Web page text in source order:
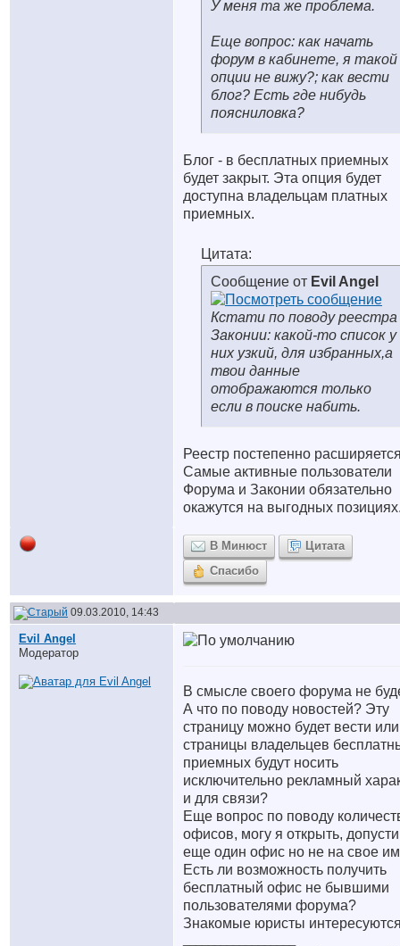
У меня та же проблема.
Еще вопрос: как начать
форум в кабинете, я такой
опции не вижу?; как вести
блог? Есть где нибудь
поясниловка?
Блог - в бесплатных приемных
будет закрыт. Эта опция будет
доступна владельцам платных
приемных.
Цитата:
Сообщение от Evil Angel
Кстати по поводу реестра
Законии: какой-то список у
них узкий, для избранных,а
твои данные
отображаются только
если в поиске набить.
Реестр постепенно
Самые активные пользователи
Форума и Законии обязательно
окажутся на выгодных
В Минюст
Цитата
Спасибо
09.03.2010, 14:43
Evil Angel
Модератор
В смысле своего форума не
А что по поводу новостей? Эту
страницу можно будет вести или
страницы владельцев
приемных будут носить
исключительно рекламный
и для связи?
Еще вопрос по поводу
офисов, могу я открыть,
еще один офис но не на свое
Есть ли возможность получить
бесплатный офис не бывшими
пользователями форума?
Знакомые юристы